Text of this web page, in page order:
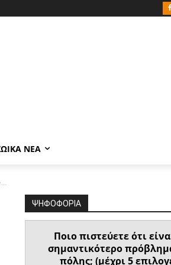
ΝΈΑ
ΨΗΦΟΦΟΡΙΑ
Ποιο πιστεύετε ότι
σημαντικότερο
πόλης; (μέχρι 5